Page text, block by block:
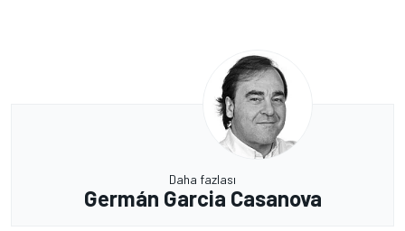
Daha fazlası
Germán Garcia Casanova